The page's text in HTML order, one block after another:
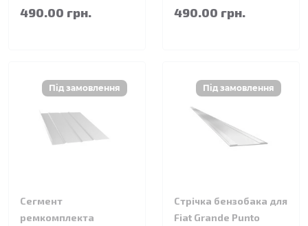
490.00 грн. 490.00 грн.
Сегмент
ремкомплекта
Стрічка бензобака для
Fiat Grande Punto